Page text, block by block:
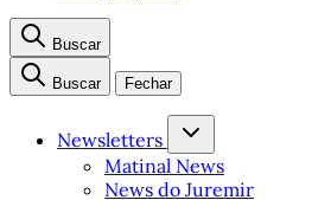
Buscar
Buscar Fechar
Newsletters
Matinal News
News do Juremir